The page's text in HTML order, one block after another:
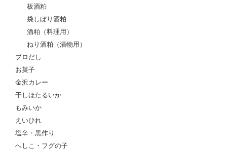
板酒粕
袋しぼり酒粕
酒粕（料理用）
ねり酒粕（漬物用）
プロだし
お菓子
金沢カレー
干しほたるいか
もみいか
えいひれ
塩辛・黒作り
へしこ・フグの子